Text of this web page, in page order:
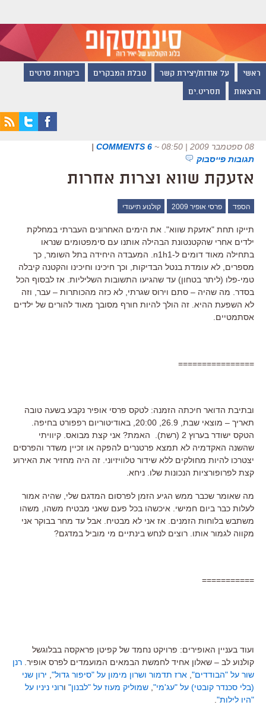
ראשי על אודות/יצירת קשר טבלת המבקרים ביקורות סרטים
הרצאות תסריט.ים
08 ספטמבר 2009 | 08:50 ~
6 COMMENTS
|
תגובות פייסבוק
אזעקת שווא וצרות אחרות
הספד פרסי אופיר 2009 קולנוע תיעודי
תייקו תחת "אזעקת שווא". את הימים האחרונים העברתי במחלקת
ילדים אחרי שהקטנטונת הבהילה אותנו עם סימפטומים שנראו
בתחילה מאוד דומים ל-n1h1. המעבדה היחידה בתל השומר, כך
מספרים, לא עומדת בנטל הבדיקות, וכך חיכינו וחיכינו והקטנה קיבלה
טמי-פלו (ליתר בטחון) עד שהגיעו התשובות השליליות. אז לבסוף הכל
בסדר. מה שהיה – סתם וירוס שגרתי, לא כזה מהכותרות – עבר, וזה
לא השפעת ההיא. זה הולך להיות חורף מסובך מאוד להורים של ילדים
אסתמטיים.
================
ובתיבת הדואר חיכתה הזמנה: לטקס פרסי אופיר נקבע בשעה טובה
תאריך – מוצאי שבת, 26.9, 20:00, באודיטוריום רפפורט בחיפה.
הטקס ישודר בערוץ 2 (רשת). האמת? אני קצת מבואס. קיוויתי
שהשנה האקדמיה לא תמצא פרטנרים להפקה או זכיין משדר והפרסים
יצטרכו להיות מחולקים ללא שידור טלוויזיוני. זה היה מחזיר את האירוע
קצת לפרופורציות הנכונות שלו. ניחא.
מה שאומר שכבר ממש הגיע הזמן לפרסום המדגם שלי, שהיה אמור
לעלות כבר ביום חמישי. איכשהו בכל פעם שאני מבטיח משהו, משהו
משתבש בלוחות הזמנים. אז אני לא מבטיח. אבל עד מחר בבוקר אני
מקווה לגמור אותו. רוצים לנחש בינתיים מי מוביל במדגם?
===========
ועוד בעניין האופירים: פרויקט נחמד של קפיטן פראקסה בבלוגשל
קולנוע לב – שאלון אחיד לחמשת הבמאים המועמדים לפרס אופיר. רנן
שור על "הבודדים" ארז תדמור ושרון מימון על "סיפור גדול" ירון שני
(בלי סכנדר קובטי) על "עג'מי" שמוליק מעוז על "לבנון" ורוני ניניו על
"היו לילות"